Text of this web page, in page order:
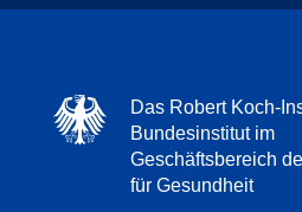
Das Robert Koch-
Bundesinstitut im
Geschäftsbereich
für Gesundheit